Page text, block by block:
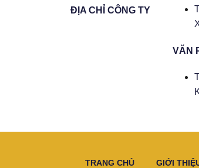
ĐỊA CHỈ CÔNG TY
VĂN
TRANG CHỦ GIỚI